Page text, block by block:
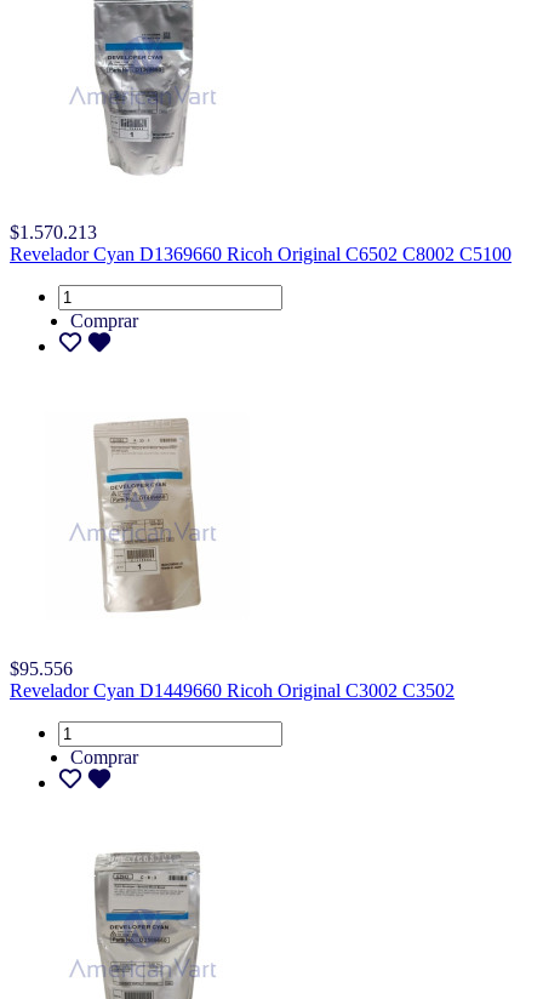
$1.570.213
Revelador Cyan D1369660 Ricoh Original C6502 C8002 C5100
Comprar
$95.556
Revelador Cyan D1449660 Ricoh Original C3002 C3502
Comprar